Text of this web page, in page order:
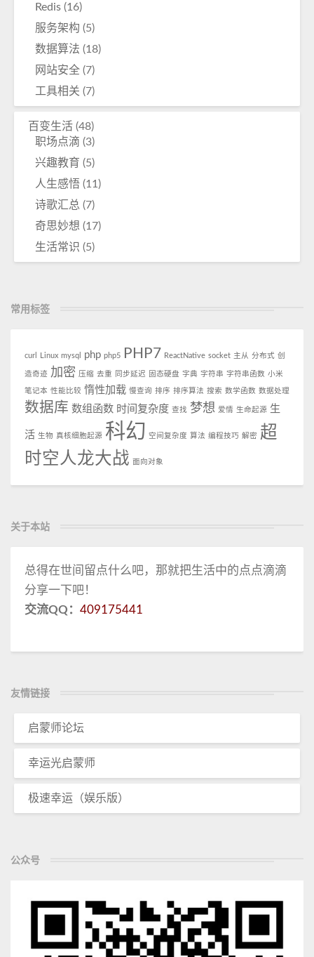
Redis (16)
服务架构 (5)
数据算法 (18)
网站安全 (7)
工具相关 (7)
百变生活 (48)
职场点滴 (3)
兴趣教育 (5)
人生感悟 (11)
诗歌汇总 (7)
奇思妙想 (17)
生活常识 (5)
常用标签
curl Linux mysql php php5 PHP7 ReactNative socket 主从 分布式 创
造奇迹 加密 压缩 去重 同步延迟 固态硬盘 字典 字符串 字符串函数 小米
笔记本 性能比较 惰性加载 慢查询 排序 排序算法 搜索 数学函数 数据处理
数据库 数组函数 时间复杂度 查找 梦想 爱情 生命起源 生
活 生物 真核细胞起源 科幻 空间复杂度 算法 编程技巧 解密 超
时空人龙大战 面向对象
关于本站
总得在世间留点什么吧，那就把生活中的点点滴滴
分享一下吧！
交流QQ： 409175441
友情链接
启蒙师论坛
幸运光启蒙师
极速幸运（娱乐版）
公众号